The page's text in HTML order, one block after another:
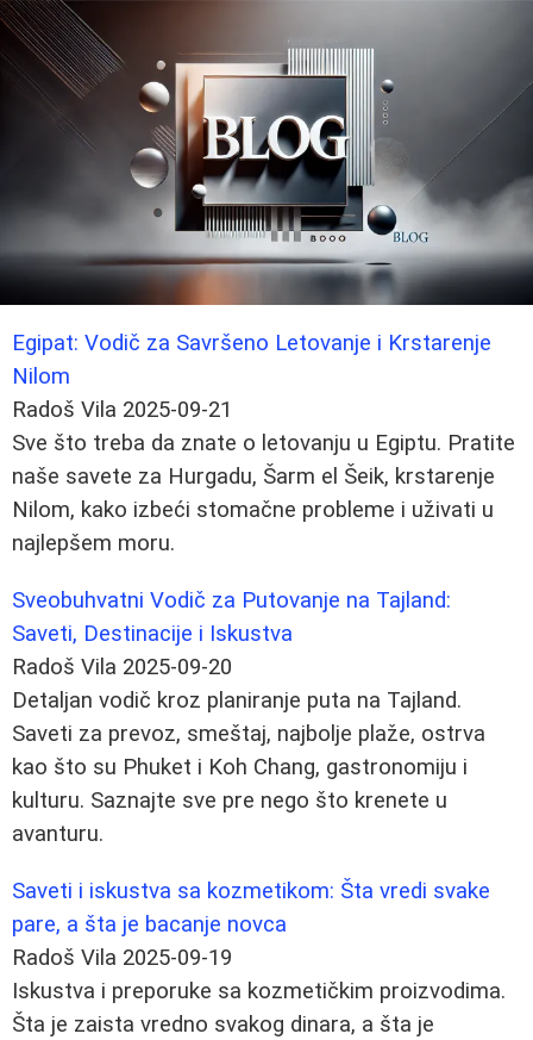
Egipat: Vodič za Savršeno Letovanje i Krstarenje
Nilom
Radoš Vila 2025-09-21
Sve što treba da znate o letovanju u Egiptu. Pratite
naše savete za Hurgadu, Šarm el Šeik, krstarenje
Nilom, kako izbeći stomačne probleme i uživati u
najlepšem moru.
Sveobuhvatni Vodič za Putovanje na Tajland:
Saveti, Destinacije i Iskustva
Radoš Vila 2025-09-20
Detaljan vodič kroz planiranje puta na Tajland.
Saveti za prevoz, smeštaj, najbolje plaže, ostrva
kao što su Phuket i Koh Chang, gastronomiju i
kulturu. Saznajte sve pre nego što krenete u
avanturu.
Saveti i iskustva sa kozmetikom: Šta vredi svake
pare, a šta je bacanje novca
Radoš Vila 2025-09-19
Iskustva i preporuke sa kozmetičkim proizvodima.
Šta je zaista vredno svakog dinara, a šta je